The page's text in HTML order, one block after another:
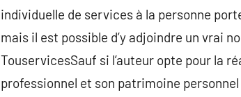
individuelle de services à la personne
mais il est possible d’y adjoindre un vrai
TouservicesSauf si l’auteur opte pour la
professionnel et son patrimoine